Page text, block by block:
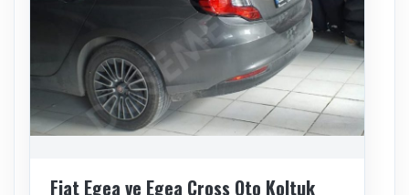
Fiat Egea ve Egea Cross Oto Koltuk